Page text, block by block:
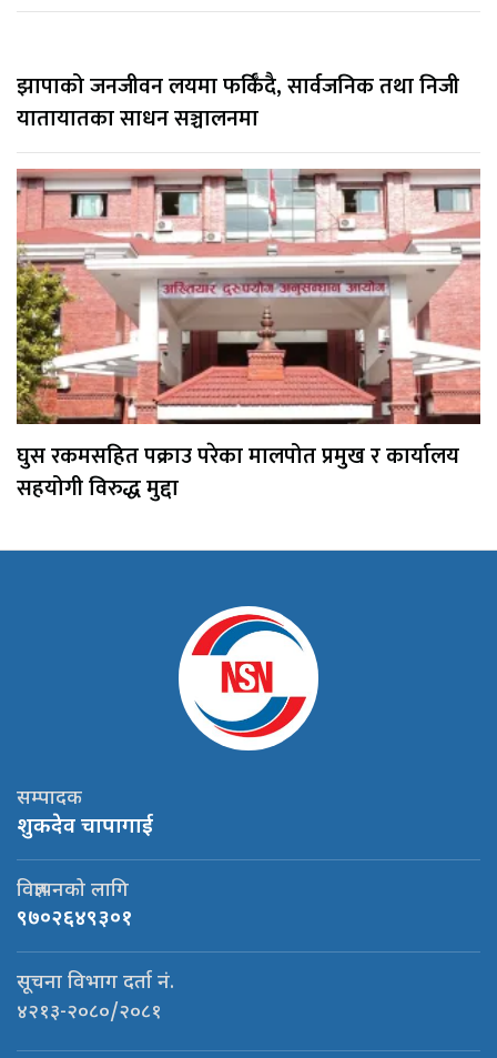
झापाको जनजीवन लयमा फर्किँदै, सार्वजनिक तथा निजी
यातायातका साधन सञ्चालनमा
घुस रकमसहित पक्राउ परेका मालपोत प्रमुख र कार्यालय
सहयोगी विरुद्ध मुद्दा
सम्पादक
शुकदेव चापागाई
विज्ञापनको लागि
९७०२६४९३०१
सूचना विभाग दर्ता नं.
४२१३-२०८०/२०८१